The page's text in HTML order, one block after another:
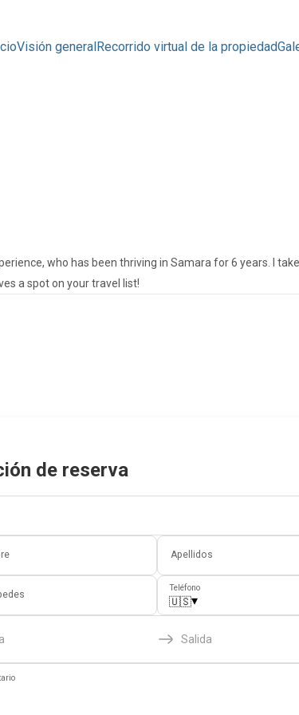
Visión generalRecorrido virtual de la propiedad
who has been thriving in Samara for 6 years. I
a spot on your travel list!
de reserva
Apellidos
Teléfono
🇺🇸▾
Salida